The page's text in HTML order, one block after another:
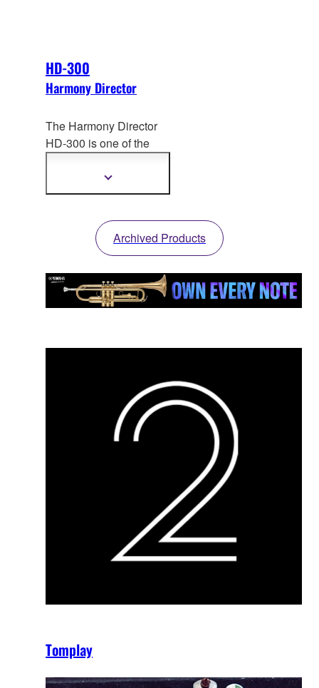
HD-300
Harmony Director
The Harmony Director
HD-300 is one of the
tools for wind bands.
Show
Archived Products
Tomplay